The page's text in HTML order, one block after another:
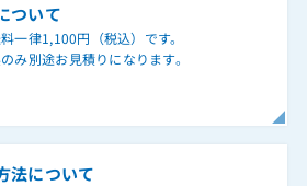
ついて
一律1,100円（税込）です。
み別途お見積りになります。
法について